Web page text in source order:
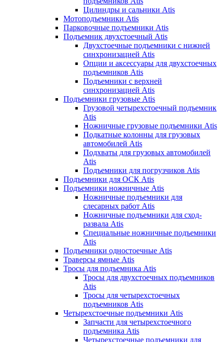
Цилиндры и сальники Atis
Мотоподъемники Atis
Парковочные подъемники Atis
Подъемник двухстоечный Atis
Двухстоечные подъемники с нижней
синхронизацией Atis
Опции и аксессуары для двухстоечных
подъемников Atis
Подъемники с верхней
синхронизацией Atis
Подъемники грузовые Atis
Грузовой четырехстоечный подъемник
Atis
Ножничные грузовые подъемники Atis
Подкатные колонны для грузовых
автомобилей Atis
Подхваты для грузовых автомобилей
Atis
Подъемники для погрузчиков Atis
Подъемники для ОСК Atis
Подъемники ножничные Atis
Ножничные подъемники для
слесарных работ Atis
Ножничные подъемники для сход-
развала Atis
Специальные ножничные подъемники
Atis
Подъемники одностоечные Atis
Траверсы ямные Atis
Тросы для подъемника Atis
Тросы для двухстоечных подъемников
Atis
Тросы для четырехстоечных
подъемников Atis
Четырехстоечные подъемники Atis
Запчасти для четырехстоечного
подъемника Atis
Четырехстоечные подъемники для